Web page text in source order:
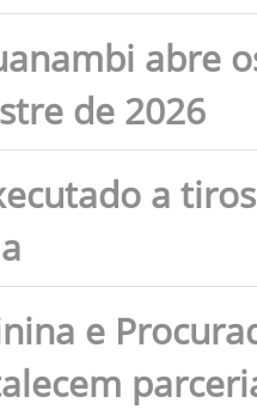
abre
de 2026
a
e